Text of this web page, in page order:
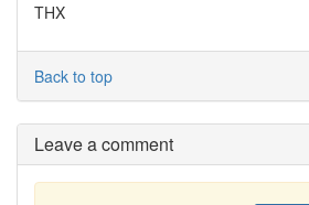
THX
Back to top
Leave a comment